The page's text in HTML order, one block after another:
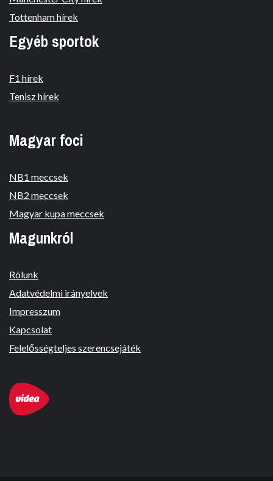
Tottenham hírek
Egyéb sportok
F1 hírek
Tenisz hírek
Magyar foci
NB1 meccsek
NB2 meccsek
Magyar kupa meccsek
Magunkról
Rólunk
Adatvédelmi irányelvek
Impresszum
Kapcsolat
Felelősségteljes szerencsejáték